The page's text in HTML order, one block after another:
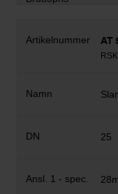
AT
25